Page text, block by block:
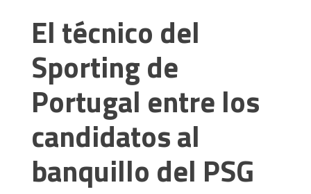
El técnico del
Sporting de
Portugal entre los
candidatos al
banquillo del PSG